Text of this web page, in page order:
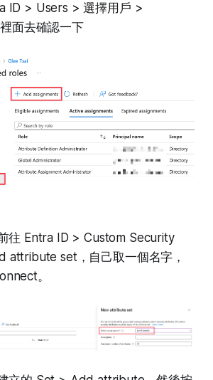
ID > Users > 選擇用戶 >
面去確認一下
往 Entra ID > Custom Security
attribute set，自己取一個名字，
。